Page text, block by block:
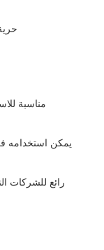
-
- مناسبة